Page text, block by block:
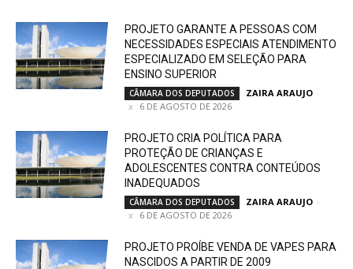
PROJETO GARANTE A PESSOAS COM
NECESSIDADES ESPECIAIS ATENDIMENTO
ESPECIALIZADO EM SELEÇÃO PARA
ENSINO SUPERIOR
CÂMARA DOS DEPUTADOS ZAIRA ARAUJO -
6 DE AGOSTO DE 2026
PROJETO CRIA POLÍTICA PARA
PROTEÇÃO DE CRIANÇAS E
ADOLESCENTES CONTRA CONTEÚDOS
INADEQUADOS
CÂMARA DOS DEPUTADOS ZAIRA ARAUJO -
6 DE AGOSTO DE 2026
PROJETO PROÍBE VENDA DE VAPES PARA
NASCIDOS A PARTIR DE 2009